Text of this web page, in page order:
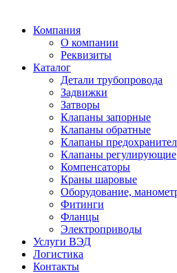
Компания
О компании
Реквизиты
Каталог
Детали трубопровода
Задвижки
Затворы
Клапаны запорные
Клапаны обратные
Клапаны
Клапаны регулирующие
Компенсаторы
Краны шаровые
Оборудование,
Фитинги
Фланцы
Электроприводы
Услуги ВЭД
Логистика
Контакты